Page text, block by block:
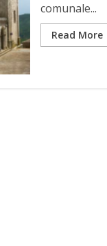
comunale...
Read More